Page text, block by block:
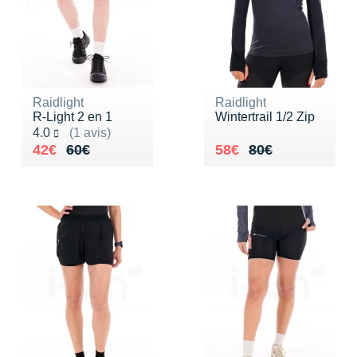
Raidlight
R-Light 2 en 1
4.0
(1 avis)
Noté 4.0 sur 5
60€
Au lieu de 60€
42€
Vendu 42€
Raidlight
Wintertrail 1/2 Zip
80€
Au lieu de 80€
58€
Vendu 58€